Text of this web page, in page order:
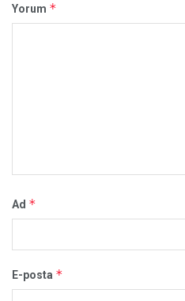
Yorum *
Ad *
E-posta *